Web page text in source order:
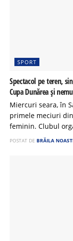
SPORT
Spectacol pe teren,
Cupa Dunărea și
Miercuri seara, în
primele meciuri
feminin. Clubul
POSTAT DE BRĂILA